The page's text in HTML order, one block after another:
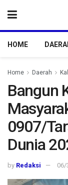
HOME
Home Daerah
Bangun
0907/
Dunia
by Redaksi 06/